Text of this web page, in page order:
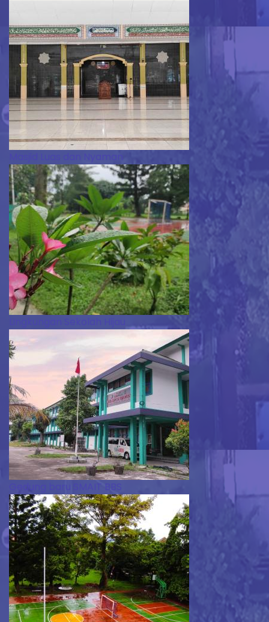
Lingkungan Sekolah Hijau
Gedung baru SMAIT BBS